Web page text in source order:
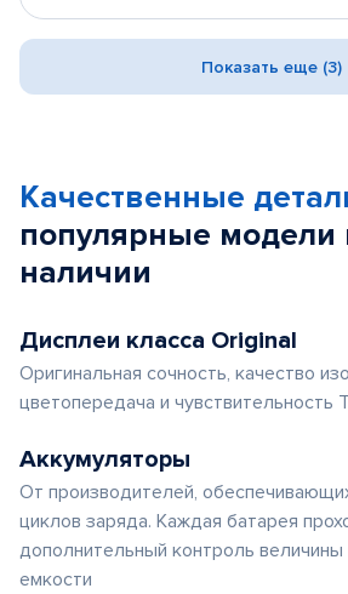
Показать еще (3)
Качественные
популярные модели
наличии
Дисплеи класса Original
Оригинальная сочность, качество
цветопередача и чувствительность
Аккумуляторы
От производителей,
циклов заряда. Каждая батарея
дополнительный контроль величины
емкости